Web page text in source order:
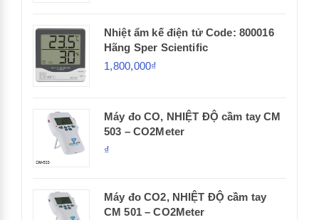
Nhiệt ẩm kế điện tử Code: 800016
Hãng Sper Scientific
1,800,000₫
Máy đo CO, NHIỆT ĐỘ cầm tay CM
503 – CO2Meter
₫
Máy đo CO2, NHIỆT ĐỘ cầm tay
CM 501 – CO2Meter